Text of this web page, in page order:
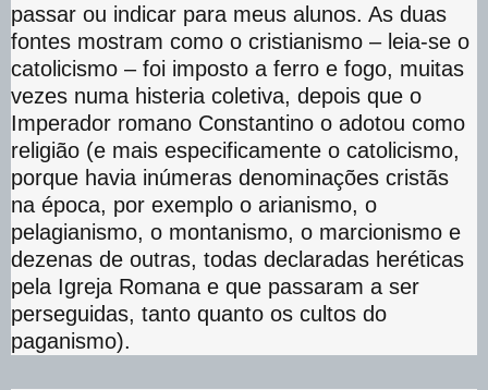
passar ou indicar para meus alunos. As duas
fontes mostram como o cristianismo – leia-se o
catolicismo – foi imposto a ferro e fogo, muitas
vezes numa histeria coletiva, depois que o
Imperador romano Constantino o adotou como
religião (e mais especificamente o catolicismo,
porque havia inúmeras denominações cristãs
na época, por exemplo o arianismo, o
pelagianismo, o montanismo, o marcionismo e
dezenas de outras, todas declaradas heréticas
pela Igreja Romana e que passaram a ser
perseguidas, tanto quanto os cultos do
paganismo).